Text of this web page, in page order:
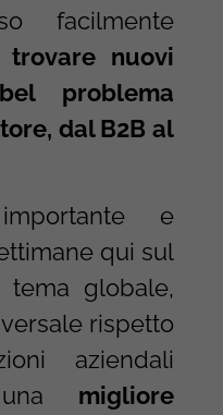
facilmente
trovare nuovi
problema
dal B2B al
e
qui sul
globale,
rispetto
aziendali
una migliore